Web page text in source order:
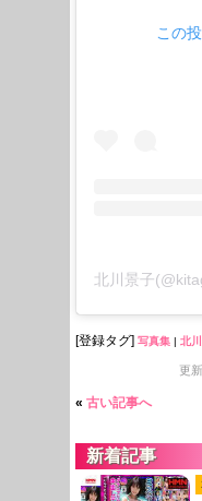
この
[登録タグ] 写真集 | 北
更
« 古い記事へ
新着記事